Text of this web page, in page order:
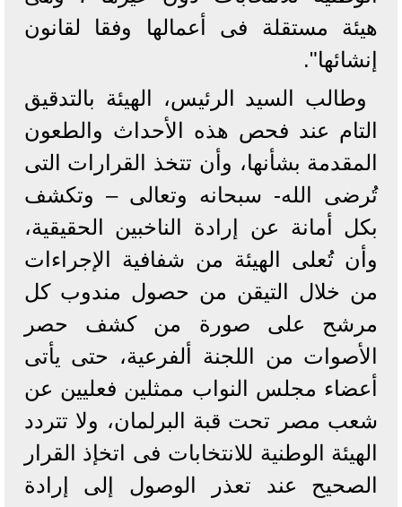
هيئة مستقلة فى أعمالها وفقا لقانون
إنشائها".
وطالب السيد الرئيس، الهيئة بالتدقيق
التام عند فحص هذه الأحداث والطعون
المقدمة بشأنها، وأن تتخذ القرارات التى
تُرضى الله- سبحانه وتعالى – وتكشف
بكل أمانة عن إرادة الناخبين الحقيقية،
وأن تُعلى الهيئة من شفافية الإجراءات
من خلال التيقن من حصول مندوب كل
مرشح على صورة من كشف حصر
الأصوات من اللجنة ألفرعية، حتى يأتى
أعضاء مجلس النواب ممثلين فعليين عن
شعب مصر تحت قبة البرلمان، ولا تتردد
الهيئة الوطنية للانتخابات فى اتخإذ القرار
الصحيح عند تعذر الوصول إلى إرادة